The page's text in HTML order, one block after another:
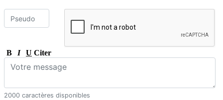
B I U Citer
2000 caractères disponibles